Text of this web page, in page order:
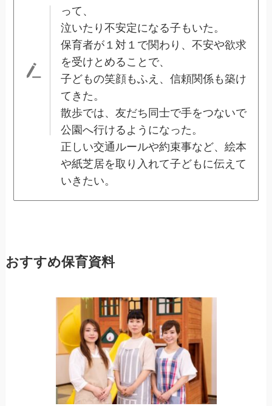
って、
泣いたり不安定になる子もいた。
保育者が１対１で関わり、不安や欲求
を受けとめることで、
子どもの笑顔もふえ、信頼関係も築け
てきた。
散歩では、友だち同士で手をつないで
公園へ行けるようになった。
正しい交通ルールや約束事など、絵本
や紙芝居を取り入れて子どもに伝えて
いきたい。
おすすめ保育資料